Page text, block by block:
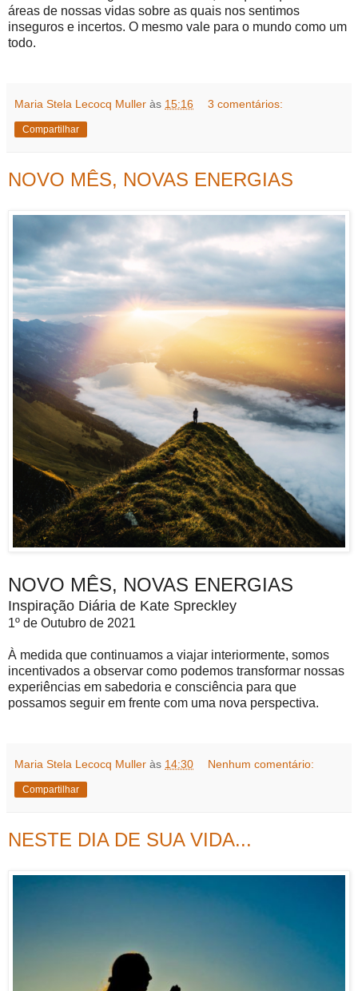
áreas de nossas vidas sobre as quais nos sentimos
inseguros e incertos. O mesmo vale para o mundo como um
todo.
Maria Stela Lecocq Muller às 15:16 3 comentários:
Compartilhar
NOVO MÊS, NOVAS ENERGIAS
NOVO MÊS, NOVAS ENERGIAS
Inspiração Diária de Kate Spreckley
1º de Outubro de 2021
À medida que continuamos a viajar interiormente, somos
incentivados a observar como podemos transformar nossas
experiências em sabedoria e consciência para que
possamos seguir em frente com uma nova perspectiva.
Maria Stela Lecocq Muller às 14:30 Nenhum comentário:
Compartilhar
NESTE DIA DE SUA VIDA...